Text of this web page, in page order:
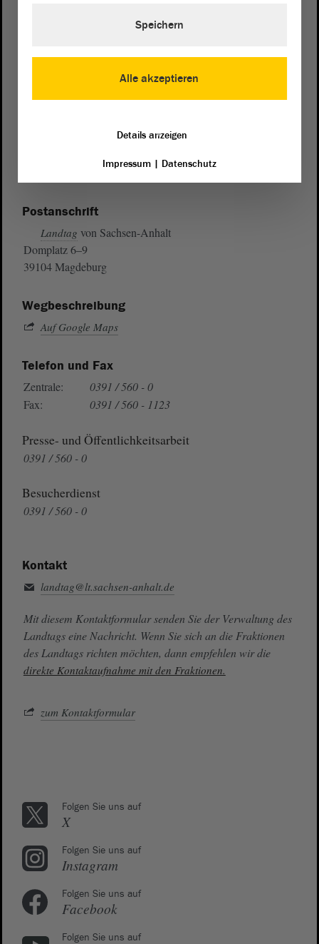
Postanschrift
Landtag von Sachsen-Anhalt
Domplatz 6–9
39104 Magdeburg
Wegbeschreibung
Auf Google Maps
Telefon und Fax
Zentrale:
0391 / 560 - 0
Fax:
0391 / 560 - 1123
Presse- und Öffentlichkeitsarbeit
0391 / 560 - 0
Besucherdienst
0391 / 560 - 0
Kontakt
landtag@lt.sachsen-anhalt.de
Mit diesem Kontaktformular senden Sie der Verwaltung des
Landtags eine Nachricht. Wenn Sie sich an die Fraktionen
des Landtags richten möchten, dann empfehlen wir die
direkte Kontaktaufnahme mit den Fraktionen.
zum Kontaktformular
Folgen Sie uns auf
X
Folgen Sie uns auf
Instagram
Folgen Sie uns auf
Facebook
Folgen Sie uns auf
Alle akzeptieren
Speichern
Details anzeigen
Impressum| Datenschutz